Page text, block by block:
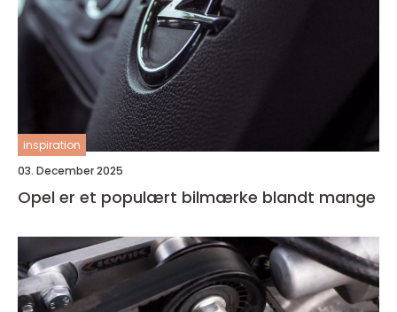
inspiration
03. December 2025
Opel er et populært bilmærke blandt mange